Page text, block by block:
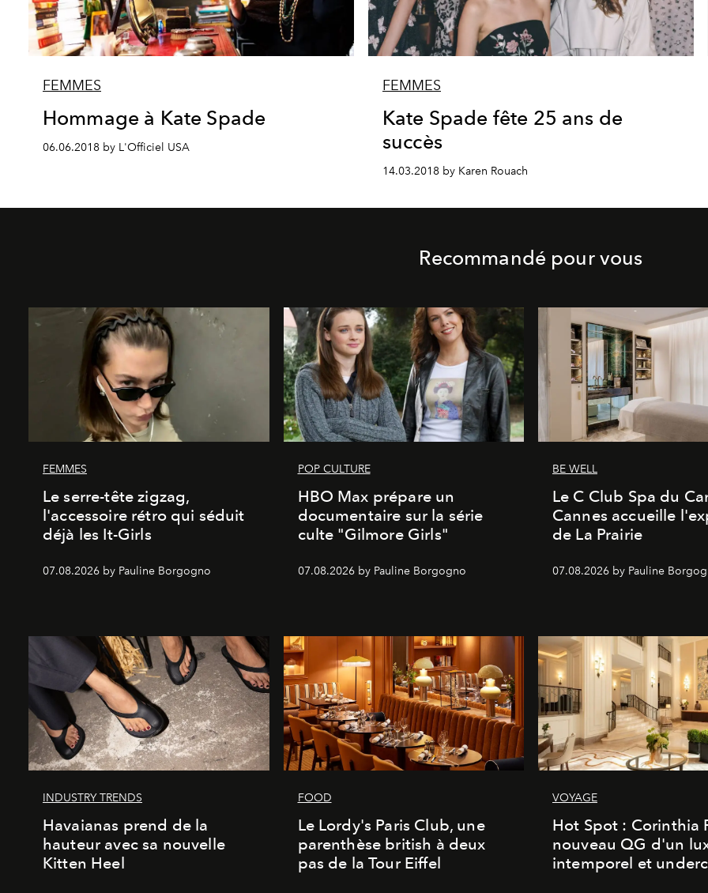
FEMMES
Hommage à Kate Spade
06.06.2018 by L'Officiel USA
FEMMES
Kate Spade fête 25 ans de
succès
14.03.2018 by Karen Rouach
Recommandé pour vous
FEMMES
Le serre-tête zigzag,
l'accessoire rétro qui séduit
déjà les It-Girls
07.08.2026 by Pauline Borgogno
POP CULTURE
HBO Max prépare un
documentaire sur la série
culte "Gilmore Girls"
07.08.2026 by Pauline Borgogno
BE WELL
Le C Club Spa du
Cannes accueille
de La Prairie
07.08.2026 by Pauline
INDUSTRY TRENDS
Havaianas prend de la
hauteur avec sa nouvelle
Kitten Heel
FOOD
Le Lordy's Paris Club, une
parenthèse british à deux
pas de la Tour Eiffel
VOYAGE
Hot Spot : Corinthia
nouveau QG d'un
intemporel et